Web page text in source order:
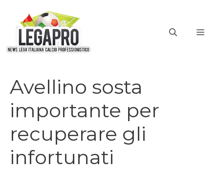
contenuto
Avellino sosta
importante per
recuperare gli
infortunati